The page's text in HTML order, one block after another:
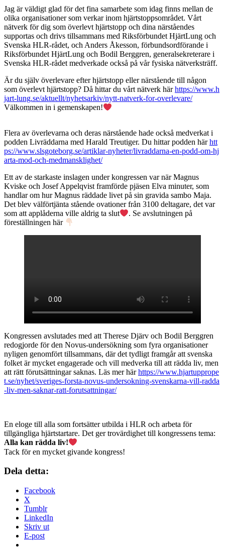
Jag är väldigt glad för det fina samarbete som idag finns mellan de
olika organisationer som verkar inom hjärtstoppsområdet. Vårt
nätverk för dig som överlevt hjärtstopp och dina närståendes
supportas och drivs tillsammans med Riksförbundet HjärtLung och
Svenska HLR-rådet, och Anders Åkesson, förbundsordförande i
Riksförbundet HjärtLung och Bodil Berggren, generalsekreterare i
Svenska HLR-rådet medverkade också på vår fysiska nätverksträff.
Är du själv överlevare efter hjärtstopp eller närstående till någon
som överlevt hjärtstopp? Då hittar du vårt nätverk härhttps://www.h
jart-lung.se/aktuellt/nyhetsarkiv/nytt-natverk-for-overlevare/
Välkommen in i gemenskapen!
Flera av överlevarna och deras närstående hade också medverkat i
podden Livräddarna med Harald Treutiger. Du hittar podden härhtt
ps://www.slsgoteborg.se/artiklar-nyheter/livraddarna-en-podd-om-hj
arta-mod-och-medmansklighet/
Ett av de starkaste inslagen under kongressen var när Magnus
Kviske och Josef Appelqvist framförde pjäsen Elva minuter, som
handlar om hur Magnus räddade livet på sin gravida sambo Maja.
Det blev välförtjänta stående ovationer från 3100 deltagare, det var
som att applåderna ville aldrig ta slut
. Se avslutningen på
föreställningen här
Kongressen avslutades med att Therese Djärv och Bodil Berggren
redogjorde för den Novus-undersökning som fyra organisationer
nyligen genomfört tillsammans, där det tydligt framgår att svenska
folket är mycket engagerade och vill medverka till att rädda liv, men
att rätt förutsättningar saknas. Läs mer härhttps://www.hjartupprope
t.se/nyhet/sveriges-forsta-novus-undersokning-svenskarna-vill-radda
-liv-men-saknar-ratt-forutsattningar/
En eloge till alla som fortsätter utbilda i HLR och arbeta för
tillgängliga hjärtstartare. Det ger trovärdighet till kongressens tema:
Alla kan rädda liv!
Tack för en mycket givande kongress!
Dela detta:
Facebook
X
Tumblr
LinkedIn
Skriv ut
E-post